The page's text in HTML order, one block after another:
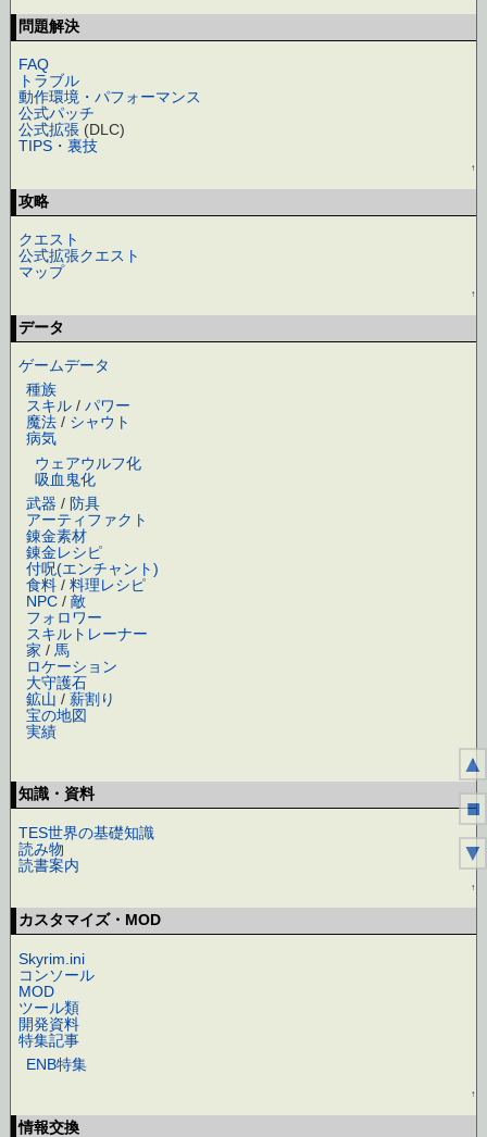
問題解決
FAQ
トラブル
動作環境・パフォーマンス
公式パッチ
公式拡張 (DLC)
TIPS・裏技
↑
攻略
クエスト
公式拡張クエスト
マップ
↑
データ
ゲームデータ
種族
スキル /パワー
魔法 / シャウト
病気
ウェアウルフ化
吸血鬼化
武器 / 防具
アーティファクト
錬金素材
錬金レシピ
付呪(エンチャント)
食料 /料理レシピ
NPC /敵
フォロワー
スキルトレーナー
家 / 馬
ロケーション
大守護石
鉱山 /薪割り
宝の地図
実績
↑
知識・資料
TES世界の基礎知識
読み物
読書案内
↑
カスタマイズ・MOD
Skyrim.ini
コンソール
MOD
ツール類
開発資料
特集記事
ENB特集
↑
情報交換
▲
■
▼